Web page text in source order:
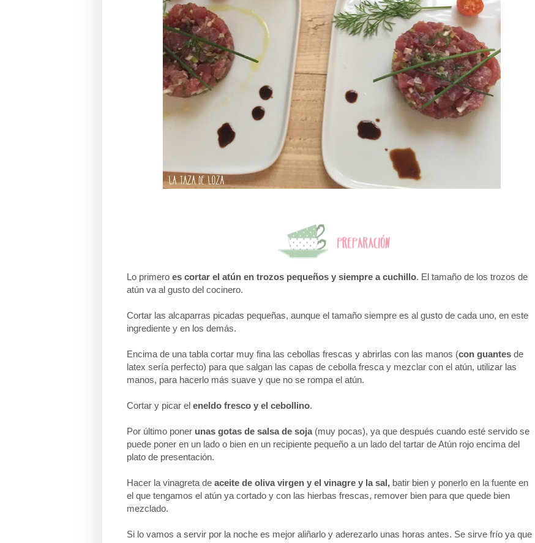
Lo primero es cortar el atún en trozos pequeños y siempre a cuchillo. El tamaño de los trozos de
atún va al gusto del cocinero.
Cortar las alcaparras picadas pequeñas, aunque el tamaño siempre es al gusto de cada uno, en este
ingrediente y en los demás.
Encima de una tabla cortar muy fina las cebollas frescas y abrirlas con las manos (con guantes de
latex sería perfecto) para que salgan las capas de cebolla fresca y mezclar con el atún, utilizar las
manos, para hacerlo más suave y que no se rompa el atún.
Cortar y picar el eneldo fresco y el cebollino.
Por último poner unas gotas de salsa de soja(muy pocas), ya que después cuando esté servido se
puede poner en un lado o bien en un recipiente pequeño a un lado del tartar de Atún rojo encima del
plato de presentación.
Hacer la vinagreta de aceite de oliva virgen y el vinagre y la sal, batir bien y ponerlo en la fuente en
el que tengamos el atún ya cortado y con las hierbas frescas, remover bien para que quede bien
mezclado.
Si lo vamos a servir por la noche es mejor aliñarlo y aderezarlo unas horas antes. Se sirve frío ya que